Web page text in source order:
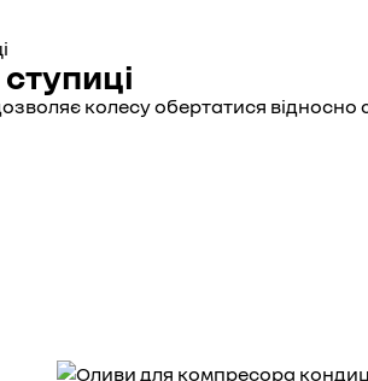
колесу обертатися відносно